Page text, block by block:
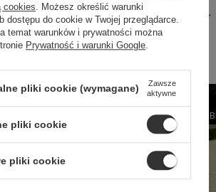
W PROMOCJI
cookies . Możesz określić warunki
dostępu do cookie w Twojej przeglądarce.
temat warunków i prywatności można
Prywatność i warunki Google
pliki cookie (wymagane)
Zawsze
aktywne
pliki cookie
pliki cookie